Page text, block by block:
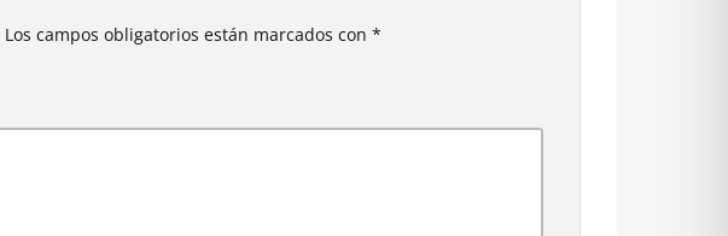
Los campos obligatorios están marcados con *